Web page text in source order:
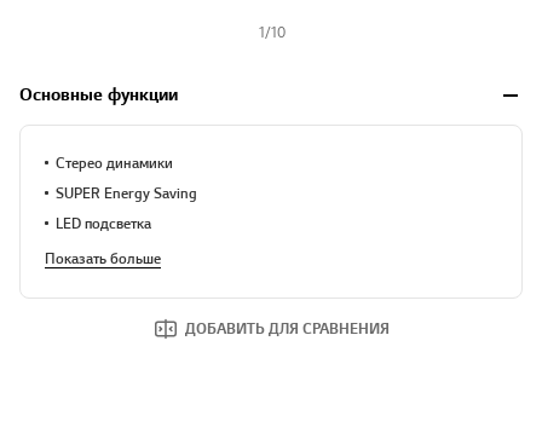
1/10
Основные функции
Стерео динамики
SUPER Energy Saving
LED подсветка
Показать больше
ДОБАВИТЬ ДЛЯ СРАВНЕНИЯ